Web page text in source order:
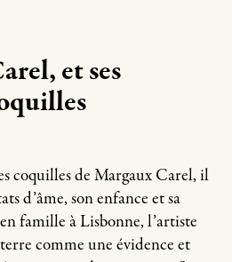
et ses
coquilles de Margaux Carel, il
d’âme, son enfance et sa
famille à Lisbonne, l’artiste
comme une évidence et